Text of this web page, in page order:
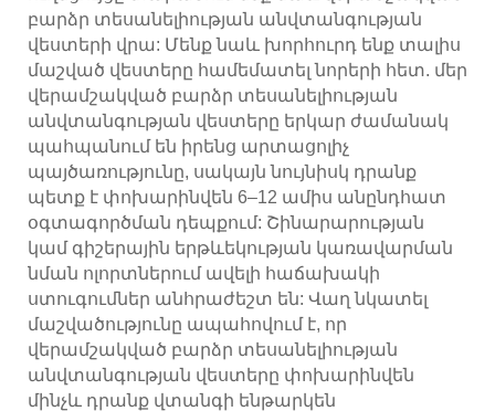
բարձր տեսանելիության անվտանգության
վեստերի վրա: Մենք նաև խորհուրդ ենք տալիս
մաշված վեստերը համեմատել նորերի հետ. մեր
վերամշակված բարձր տեսանելիության
անվտանգության վեստերը երկար ժամանակ
պահպանում են իրենց արտացոլիչ
պայծառությունը, սակայն նույնիսկ դրանք
պետք է փոխարինվեն 6–12 ամիս անընդհատ
օգտագործման դեպքում: Շինարարության
կամ գիշերային երթևեկության կառավարման
նման ոլորտներում ավելի հաճախակի
ստուգումներ անհրաժեշտ են: Վաղ նկատել
մաշվածությունը ապահովում է, որ
վերամշակված բարձր տեսանելիության
անվտանգության վեստերը փոխարինվեն
մինչև դրանք վտանգի ենթարկեն